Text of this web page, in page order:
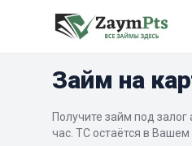
Займ на
Получите займ под
час. ТС остаётся в